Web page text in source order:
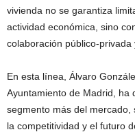
vivienda no se garantiza
actividad económica, sino
colaboración público-privada
En esta línea, Álvaro
Ayuntamiento de Madrid, ha
segmento más del
la competitividad y el futuro